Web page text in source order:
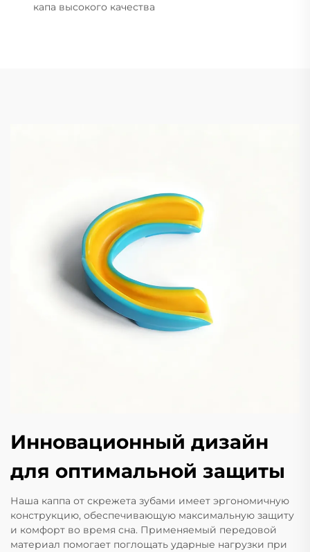
капа высокого качества
Инновационный дизайн
для оптимальной защиты
Наша каппа от скрежета зубами имеет эргономичную
конструкцию, обеспечивающую максимальную защиту
и комфорт во время сна. Применяемый передовой
материал помогает поглощать ударные нагрузки при